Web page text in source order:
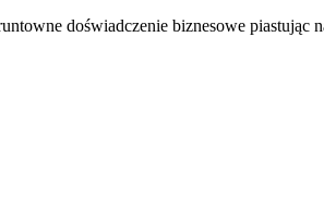
doświadczenie biznesowe piastując